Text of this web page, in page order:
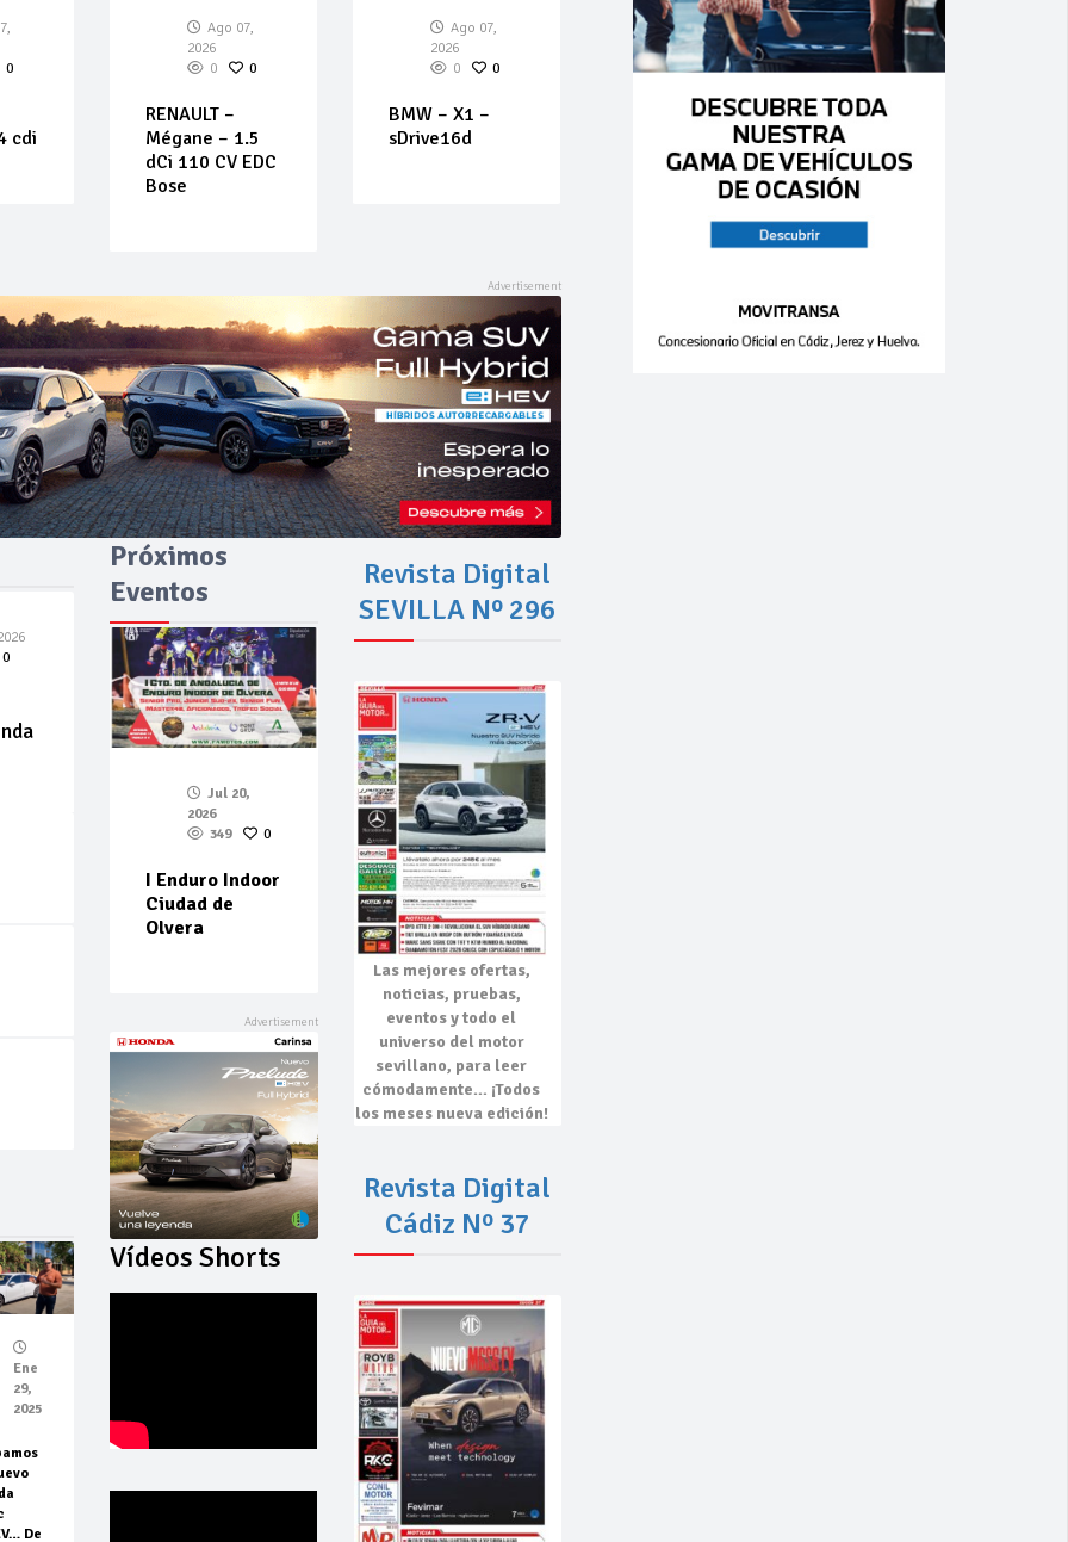
0
cdi
Ago 07,
2026
0
0
RENAULT –
Mégane – 1.5
dCi 110 CV EDC
Bose
Ago 07,
2026
0
0
BMW – X1 –
sDrive16d
0
Ene
29,
2025
De
Próximos
Eventos
Jul 20,
2026
349
0
I Enduro Indoor
Ciudad de
Olvera
Vídeos Shorts
Revista Digital
SEVILLA Nº 296
Las mejores ofertas,
noticias, pruebas,
eventosy todo el
universo del motor
sevillano, para leer
cómodamente… ¡Todos
los meses nueva edición!
Revista Digital
Cádiz Nº 37